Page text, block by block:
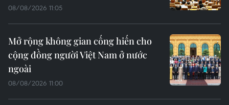
08/08/2026 11:05
Mở rộng không gian cống hiến cho
cộng đồng người Việt Nam ở nước
ngoài
08/08/2026 11:00